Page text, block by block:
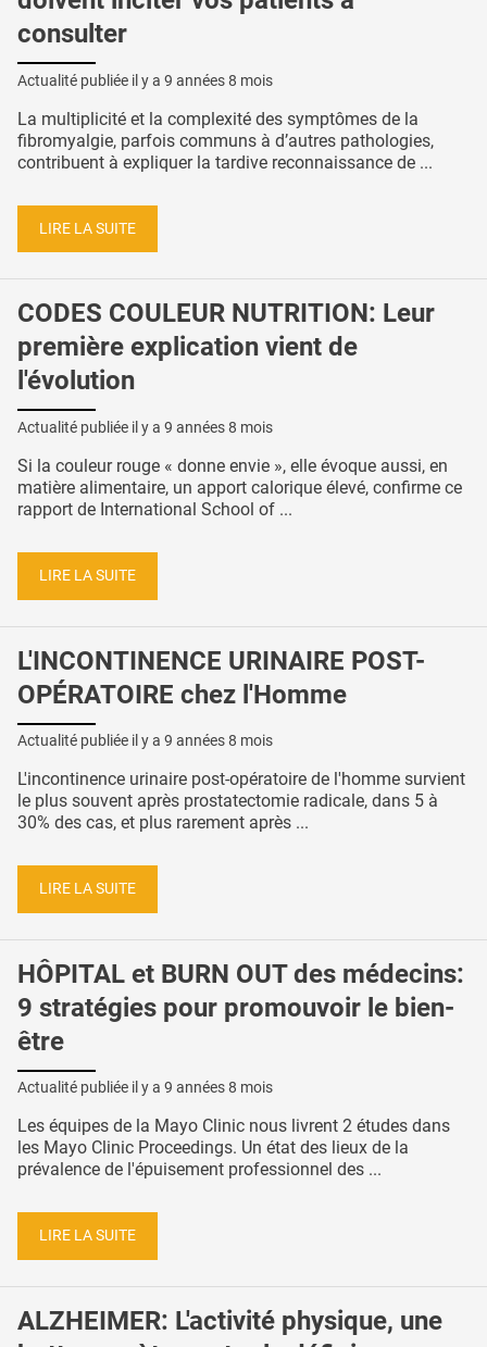
consulter
Actualité publiée il y a 9 années 8 mois
La multiplicité et la complexité des symptômes de la
fibromyalgie, parfois communs à d’autres pathologies,
contribuent à expliquer la tardive reconnaissance de ...
LIRE LA SUITE
CODES COULEUR NUTRITION: Leur
première explication vient de
l'évolution
Actualité publiée il y a 9 années 8 mois
Si la couleur rouge « donne envie », elle évoque aussi, en
matière alimentaire, un apport calorique élevé, confirme ce
rapport de International School of ...
LIRE LA SUITE
L'INCONTINENCE URINAIRE POST-
OPÉRATOIRE chez l'Homme
Actualité publiée il y a 9 années 8 mois
L'incontinence urinaire post-opératoire de l'homme survient
le plus souvent après prostatectomie radicale, dans 5 à
30% des cas, et plus rarement après ...
LIRE LA SUITE
HÔPITAL et BURN OUT des médecins:
9 stratégies pour promouvoir le bien-
être
Actualité publiée il y a 9 années 8 mois
Les équipes de la Mayo Clinic nous livrent 2 études dans
les Mayo Clinic Proceedings. Un état des lieux de la
prévalence de l'épuisement professionnel des ...
LIRE LA SUITE
ALZHEIMER: L'activité physique, une